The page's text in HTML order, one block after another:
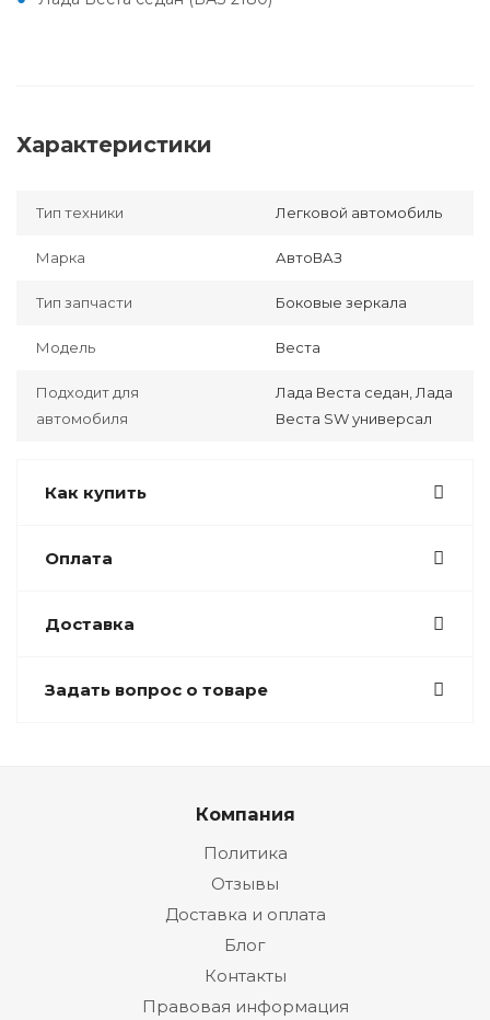
Характеристики
Тип техники Легковой автомобиль
Марка АвтоВАЗ
Тип запчасти Боковые зеркала
Модель Веста
Подходит для
автомобиля
Лада Веста седан, Лада
Веста SW универсал
Как купить
Оплата
Доставка
Задать вопрос о товаре
Компания
Политика
Отзывы
Доставка и оплата
Блог
Контакты
Правовая информация